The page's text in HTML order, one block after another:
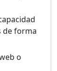
de forma
o